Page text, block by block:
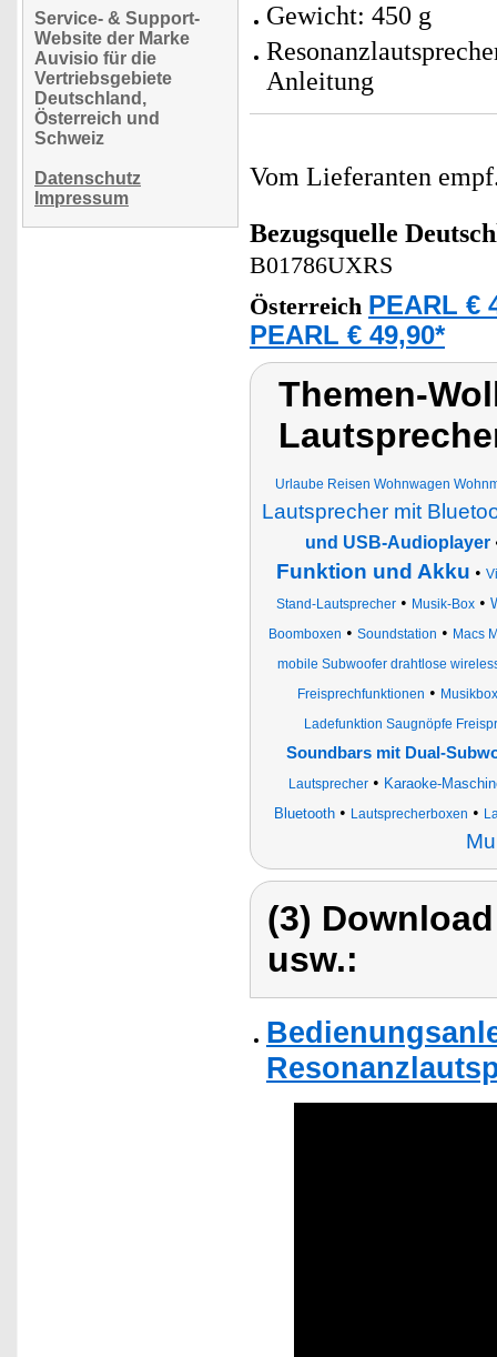
Service- & Support-
Website der Marke
Auvisio für die
Vertriebsgebiete
Deutschland,
Österreich und
Schweiz
Datenschutz
Impressum
Gewicht: 450 g
Anleitung
Vom Lieferanten
Bezugsquelle
B01786UXRS
Österreich PEARL €
PEARL € 49,90*
Themen-
Urlaube Reisen Wohnwagen
Lautsprecher mit
und USB-Audioplayer
Funktion und Akku •
Stand-Lautsprecher • Musik-Box •
Boomboxen • Soundstation • Macs
mobile Subwoofer drahtlose
Freisprechfunktionen •
Ladefunktion Saugnöpfe
Soundbars mit Dual-
Lautsprecher• Karaoke-
Bluetooth• Lautsprecherboxen •
(3)
usw.: